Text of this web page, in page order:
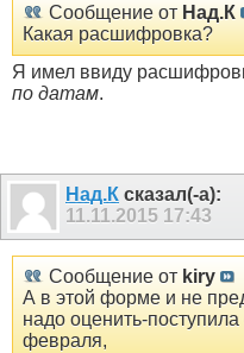
Сообщение от Над.К
Какая расшифровка?
Я имел ввиду
по датам.
Над.К сказал(-а):
11.11.2015 17:43
Сообщение от kiry
А в этой форме и не
надо оценить-
февраля,